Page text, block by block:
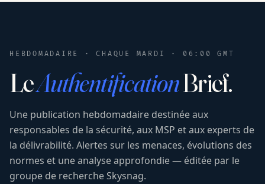
HEBDOMADAIRE · CHAQUE MARDI · 06:00 GMT
LeAuthentificationBrief.
Une publication hebdomadaire destinée aux
responsables de la sécurité, aux MSP et aux experts de
la délivrabilité. Alertes sur les menaces, évolutions des
normes et une analyse approfondie — éditée par le
groupe de recherche Skysnag.